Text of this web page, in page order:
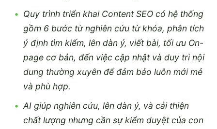
Quy trình triển khai Content SEO có hệ thống
gồm 6 bước từ nghiên cứu từ khóa, phân tích
ý định tìm kiếm, lên dàn ý, viết bài, tối ưu On-
page cơ bản, đến việc cập nhật và duy trì nội
dung thường xuyên để đảm bảo luôn mới mẻ
và phù hợp.
AI giúp nghiên cứu, lên dàn ý, và cải thiện
chất lượng nhưng cần sự kiểm duyệt của con